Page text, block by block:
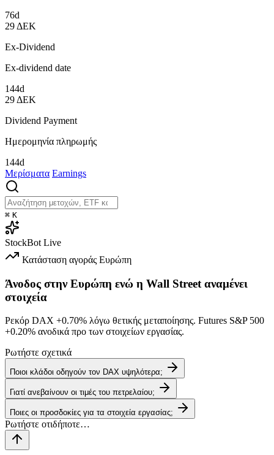
76d
29 ΔΕΚ
Ex-Dividend
Ex-dividend date
144d
29 ΔΕΚ
Dividend Payment
Ημερομηνία πληρωμής
144d
Μερίσματα Earnings
⌘ K
StockBot Live
Κατάσταση αγοράς Ευρώπη
Άνοδος στην Ευρώπη ενώ η Wall Street αναμένει
στοιχεία
Ρεκόρ DAX +0.70% λόγω θετικής μεταποίησης. Futures S&P 500
+0.20% ανοδικά προ των στοιχείων εργασίας.
Ρωτήστε σχετικά
Ποιοι κλάδοι οδηγούν τον DAX υψηλότερα;
Γιατί ανεβαίνουν οι τιμές του πετρελαίου;
Ποιες οι προσδοκίες για τα στοιχεία εργασίας;